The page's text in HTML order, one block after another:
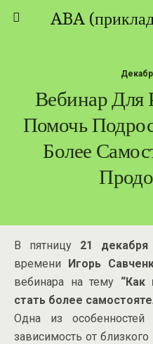
Вебинар Для
Помочь
Более
В пятницу 21
времени Игорь
вебинара на тему “Как
стать более
Одна из
зависимость от